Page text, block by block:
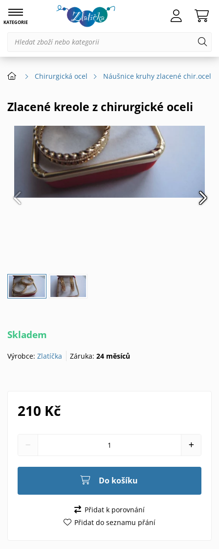
KATEGORIE
Chirurgická ocel Náušnice kruhy zlacené chir.ocel
Zlacené kreole z chirurgické oceli
Skladem
Výrobce: Zlatíčka Záruka:24 měsíců
210 Kč
Do košíku
Přidat k porovnání
Přidat do seznamu přání